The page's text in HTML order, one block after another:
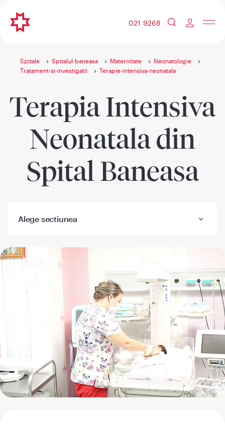
021 9268
Spitale Spitalul-baneasa Maternitate
Neonatologie
Tratament-si-investigatii
Terapie-intensiva-neonatala
Terapia Intensiva
Neonatala din
Spital Baneasa
Alege sectiunea